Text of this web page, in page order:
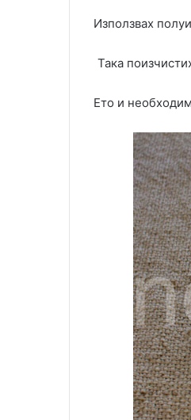
Използвах
Така
Ето и